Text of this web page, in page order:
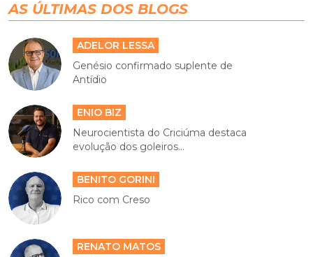
AS ÚLTIMAS DOS BLOGS
ADELOR LESSA
Genésio confirmado suplente de
Antídio
ENIO BIZ
Neurocientista do Criciúma destaca
evolução dos goleiros...
BENITO GORINI
Rico com Creso
RENATO MATOS